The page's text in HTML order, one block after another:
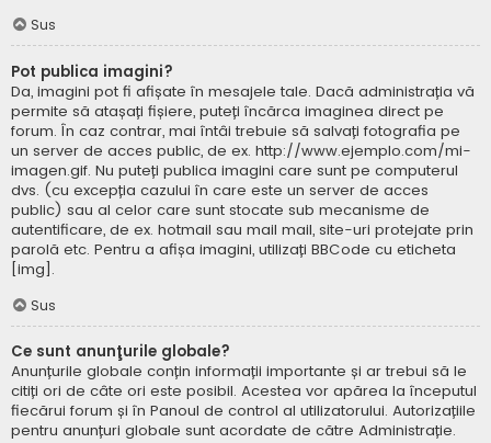
Sus
Pot publica imagini?
Da, imagini pot fi afișate în mesajele tale. Dacă administrația vă
permite să atașați fișiere, puteți încărca imaginea direct pe
forum. În caz contrar, mai întâi trebuie să salvați fotografia pe
un server de acces public, de ex. http://www.ejemplo.com/mi-
imagen.gif. Nu puteți publica imagini care sunt pe computerul
dvs. (cu excepția cazului în care este un server de acces
public) sau al celor care sunt stocate sub mecanisme de
autentificare, de ex. hotmail sau mail mail, site-uri protejate prin
parolă etc. Pentru a afișa imagini, utilizați BBCode cu eticheta
[img].
Sus
Ce sunt anunţurile globale?
Anunțurile globale conțin informații importante și ar trebui să le
citiți ori de câte ori este posibil. Acestea vor apărea la începutul
fiecărui forum și în Panoul de control al utilizatorului. Autorizațiile
pentru anunțuri globale sunt acordate de către Administrație.